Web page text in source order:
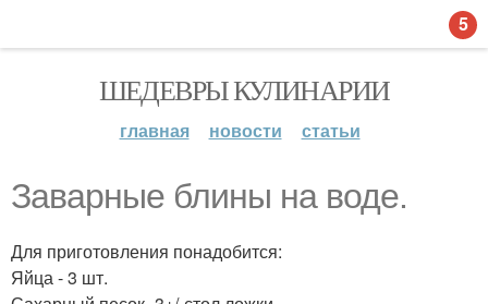
ШЕДЕВРЫ КУЛИНАРИИ
главная новости статьи
Заварные блины на воде.
Для приготовления понадобится:
Яйца - 3 шт.
5